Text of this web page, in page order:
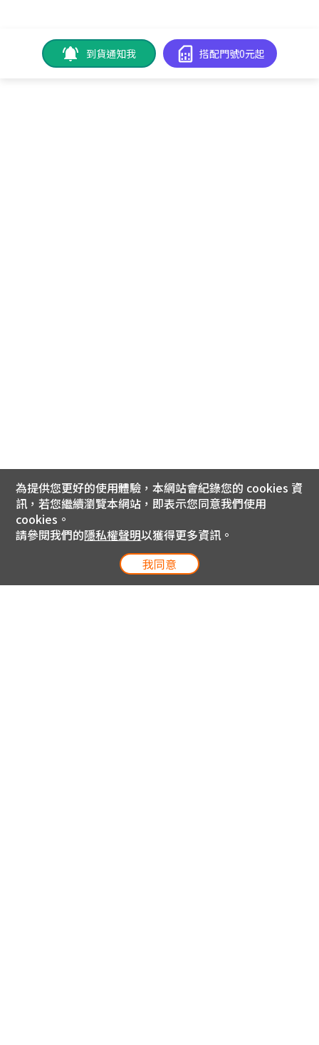
到貨通知我 搭配門號0元起
為提供您更好的使用體驗，本網站會紀錄您的 cookies 資
訊，若您繼續瀏覽本網站，即表示您同意我們使用
cookies。
請參閱我們的隱私權聲明以獲得更多資訊。
我同意